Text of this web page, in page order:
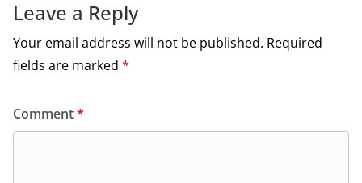
k
Leave a Reply
Your email address will not be published. Required
fields are marked *
Comment*